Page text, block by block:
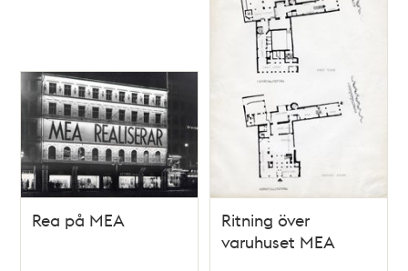
Rea på MEA
Ritning över
varuhuset MEA